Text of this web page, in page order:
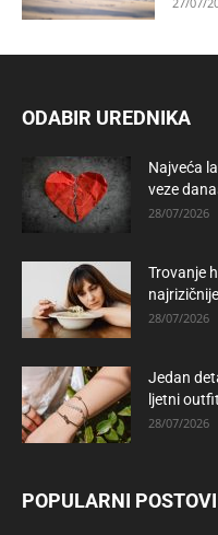
ODABIR UREDNIKA
Najveća
veze
28/07/2026
Trovanje
28/07/2026
Jedan
ljetni
28/07/2026
POPULARNI POSTOVI